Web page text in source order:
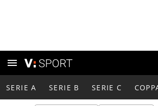
SERIE A SERIE B SERIE C